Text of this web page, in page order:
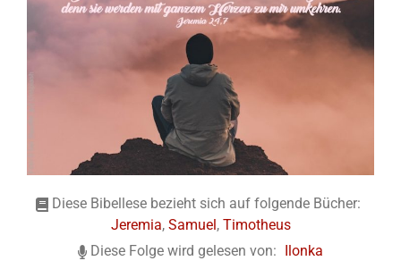
Diese Bibellese bezieht sich auf folgende Bücher:
Jeremia, Samuel , Timotheus
Diese Folge wird gelesen von:
Ilonka